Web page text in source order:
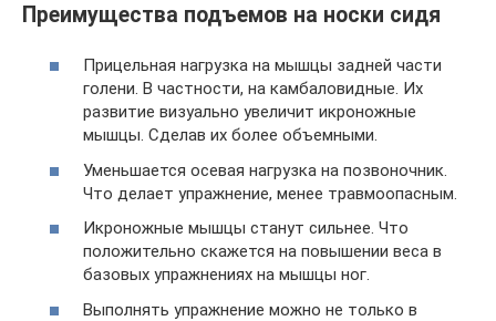
Преимущества подъемов на носки сидя
Прицельная нагрузка на мышцы задней части
голени. В частности, на камбаловидные. Их
развитие визуально увеличит икроножные
мышцы. Сделав их более объемными.
Уменьшается осевая нагрузка на позвоночник.
Что делает упражнение, менее травмоопасным.
Икроножные мышцы станут сильнее. Что
положительно скажется на повышении веса в
базовых упражнениях на мышцы ног.
Выполнять упражнение можно не только в